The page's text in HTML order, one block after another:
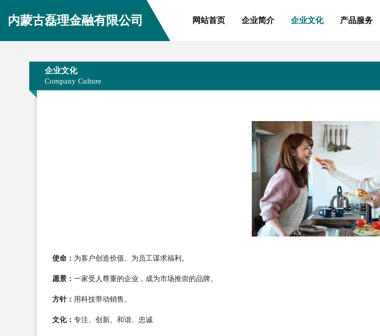
内蒙古磊理金融有限公司 网站首页 企业简介 企业文化 产品服务
企业文化
Company Culture
使命： 为客户创造价值、为员工谋求福利。
愿景： 一家受人尊重的企业，成为市场推崇的品牌。
方针： 用科技带动销售。
文化： 专注、创新、和谐、忠诚